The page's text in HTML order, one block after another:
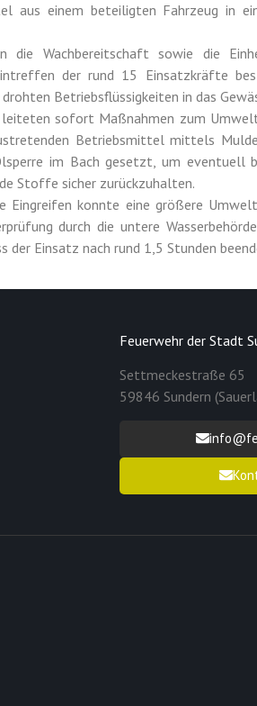
aus einem beteiligten Fahrzeug in
die Wachbereitschaft sowie die
der rund 15 Einsatzkräfte
Betriebsflüssigkeiten in das
sofort Maßnahmen zum
Betriebsmittel mittels
im Bach gesetzt, um eventuell
Stoffe sicher zurückzuhalten.
Eingreifen konnte eine größere
durch die untere
der Einsatz nach rund 1,5 Stunden
Feuerwehr der Stadt
Settmeckestraße 65
59846 Sundern